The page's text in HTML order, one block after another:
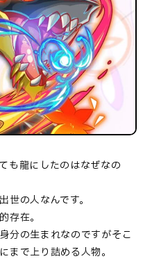
も龍にしたのはなぜなの
の人なんです。
存在。
分の生まれなのですがそこ
まで上り詰める人物。